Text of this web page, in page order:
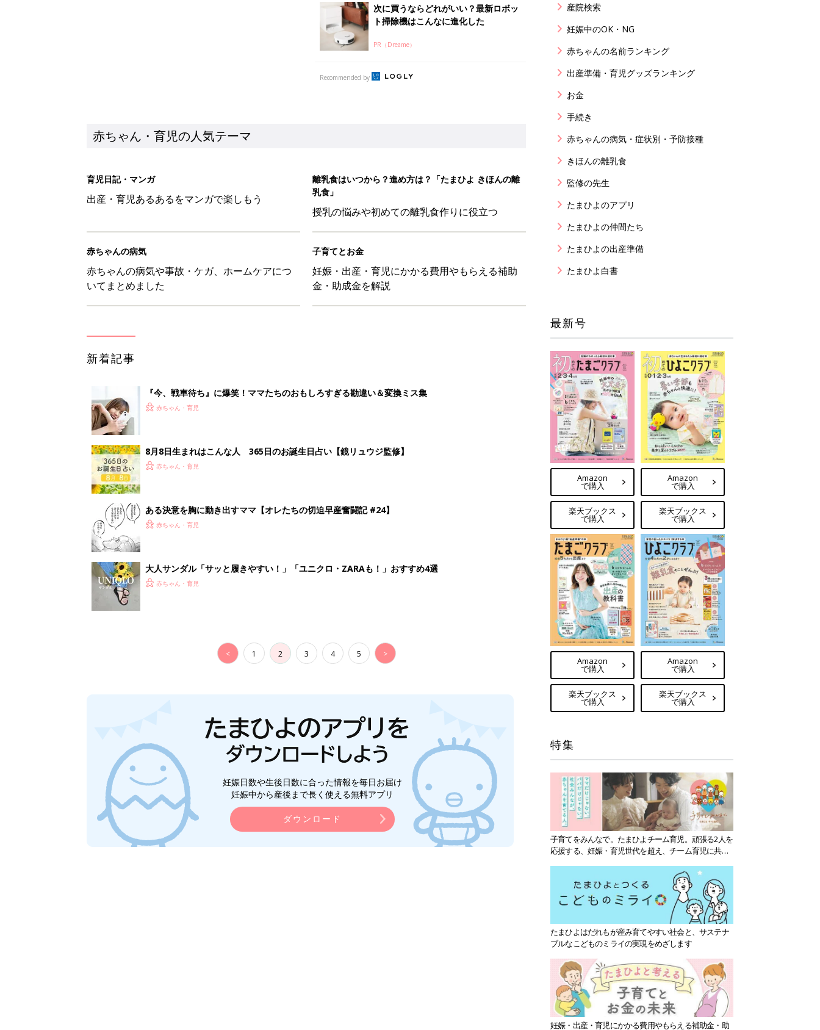
次に買うならどれがいい？最新ロボッ
ト掃除機はこんなに進化した
PR（Dreame）
Recommended by
赤ちゃん・育児の人気テーマ
育児日記・マンガ
出産・育児あるあるをマンガで楽しもう
離乳食はいつから？進め方は？「たまひよ きほんの離
乳食」
授乳の悩みや初めての離乳食作りに役立つ
赤ちゃんの病気
赤ちゃんの病気や事故・ケガ、ホームケアにつ
いてまとめました
子育てとお金
妊娠・出産・育児にかかる費用やもらえる補助
金・助成金を解説
新着記事
『今、戦車待ち』に爆笑！ママたちのおもしろすぎる勘違い＆変換ミス集
赤ちゃん・育児
8月8日生まれはこんな人 365日のお誕生日占い【鏡リュウジ監修】
赤ちゃん・育児
ある決意を胸に動き出すママ【オレたちの切迫早産奮闘記 #24】
赤ちゃん・育児
大人サンダル「サッと履きやすい！」「ユニクロ・ZARAも！」おすすめ4選
赤ちゃん・育児
< 1 2 3 4 5 >
妊娠日数や生後日数に合った情報を毎日お届け
妊娠中から産後まで長く使える無料アプリ
ダウンロード
産院検索
妊娠中のOK・NG
赤ちゃんの名前ランキング
出産準備・育児グッズランキング
お金
手続き
赤ちゃんの病気・症状別・予防接種
きほんの離乳食
監修の先生
たまひよのアプリ
たまひよの仲間たち
たまひよの出産準備
たまひよ白書
最新号
Amazon
で購入
楽天ブックス
で購入
Amazon
で購入
楽天ブックス
で購入
Amazon
で購入
楽天ブックス
で購入
Amazon
で購入
楽天ブックス
で購入
特集
子育てをみんなで。たまひよチーム育児。頑張る2人を
応援する、妊娠・育児世代を超え、チーム育児に共感
たまひよはだれもが産み育てやすい社会と、サステナ
ブルなこどものミライの実現をめざします
妊娠・出産・育児にかかる費用やもらえる補助金・助